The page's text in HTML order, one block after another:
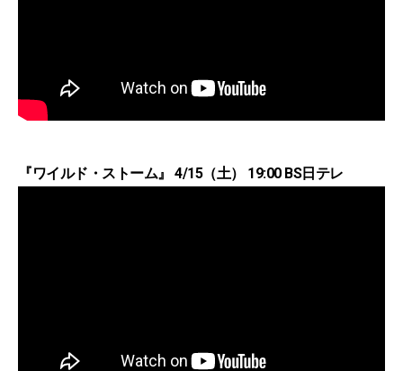
『ワイルド・ストーム』 4/15（土） 19:00 BS日テレ